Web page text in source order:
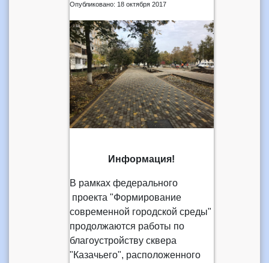
Опубликовано: 18 октября 2017
Информация!
В рамках федерального
проекта "Формирование
современной городской среды"
продолжаются работы по
благоустройству сквера
"Казачьего", расположенного